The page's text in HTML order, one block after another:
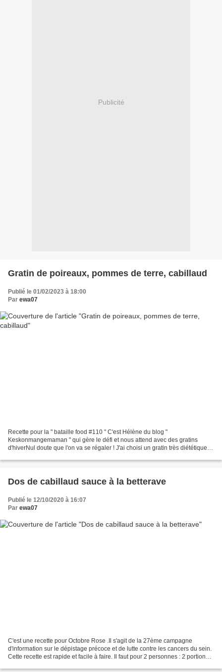
Publicité
Gratin de poireaux, pommes de terre, cabillaud
Publié le 01/02/2023 à 18:00
Par ewa07
Recette pour la " bataille food #110 " C'est Hélène du blog "
Keskonmangemaman " qui gère le défi et nous attend avec des gratins
d'hiverNul doute que l'on va se régaler ! J'ai choisi un gratin très diététique !
Dos de cabillaud sauce à la betterave
Publié le 12/10/2020 à 16:07
Par ewa07
C'est une recette pour Octobre Rose .Il s'agit de la 27ème campagne
d'information sur le dépistage précoce et de lutte contre les cancers du sein.
Cette recette est rapide et facile à faire. Il faut pour 2 personnes : 2 portions